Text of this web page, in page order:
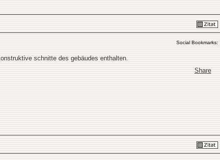
Social Bookmarks:
schnitte des gebäudes enthalten.
Share